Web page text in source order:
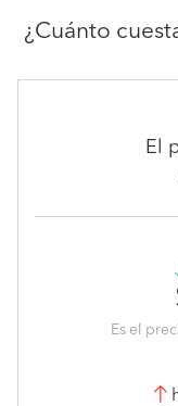
¿Cuánto
El
Es el